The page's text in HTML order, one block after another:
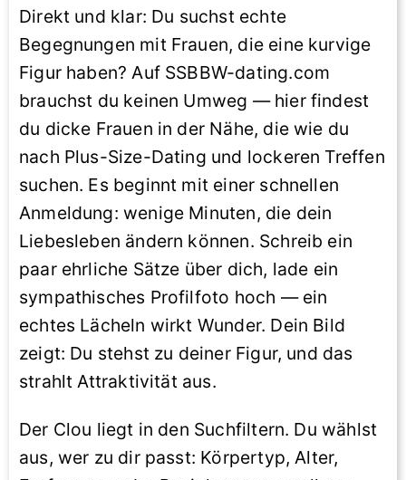
Direkt und klar: Du suchst echte
Begegnungen mit Frauen, die eine kurvige
Figur haben? Auf SSBBW-dating.com
brauchst du keinen Umweg — hier findest
du dicke Frauen in der Nähe, die wie du
nach Plus-Size-Dating und lockeren Treffen
suchen. Es beginnt mit einer schnellen
Anmeldung: wenige Minuten, die dein
Liebesleben ändern können. Schreib ein
paar ehrliche Sätze über dich, lade ein
sympathisches Profilfoto hoch — ein
echtes Lächeln wirkt Wunder. Dein Bild
zeigt: Du stehst zu deiner Figur, und das
strahlt Attraktivität aus.
Der Clou liegt in den Suchfiltern. Du wählst
aus, wer zu dir passt: Körpertyp, Alter,